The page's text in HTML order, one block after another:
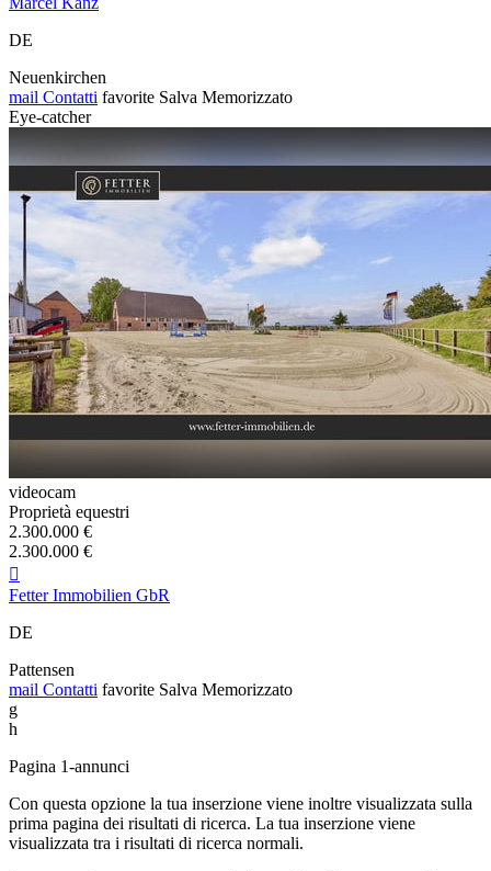
DE
Neuenkirchen
mail Contatti favorite Salva Memorizzato
Eye-catcher
videocam
Proprietà equestri
2.300.000 €
2.300.000 €

Fetter Immobilien GbR
DE
Pattensen
mail Contatti favorite Salva Memorizzato
g
h
Pagina 1-annunci
Con questa opzione la tua inserzione viene inoltre visualizzata sulla
prima pagina dei risultati di ricerca. La tua inserzione viene
visualizzata tra i risultati di ricerca normali.